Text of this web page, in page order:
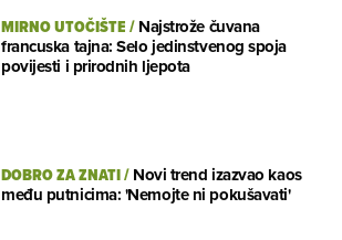
MIRNO UTOČIŠTE/Najstrože čuvana
francuska tajna: Selo jedinstvenog spoja
povijesti i prirodnih ljepota
DOBRO ZA ZNATI/Novi trend izazvao kaos
među putnicima: 'Nemojte ni pokušavati'